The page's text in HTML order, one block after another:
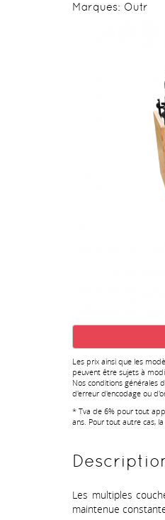
Marques: Outr
Les prix ainsi que les
peuvent être sujets à
Nos conditions générales
d'erreur d'encodage ou
* Tva de 6% pour tout
ans. Pour tout autre cas,
Les multiples
maintenue